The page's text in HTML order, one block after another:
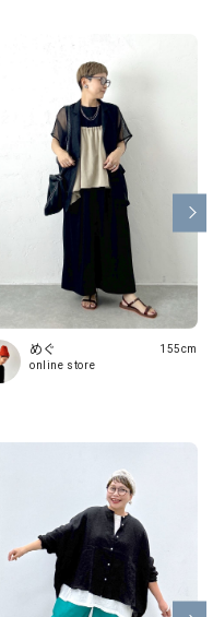
めぐ
online store
155cm